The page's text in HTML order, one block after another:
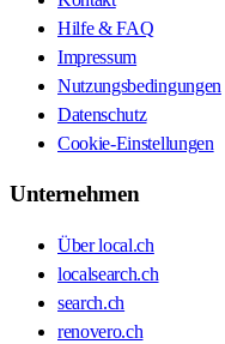
Hilfe & FAQ
Impressum
Nutzungsbedingungen
Datenschutz
Cookie-Einstellungen
Unternehmen
Über local.ch
localsearch.ch
search.ch
renovero.ch